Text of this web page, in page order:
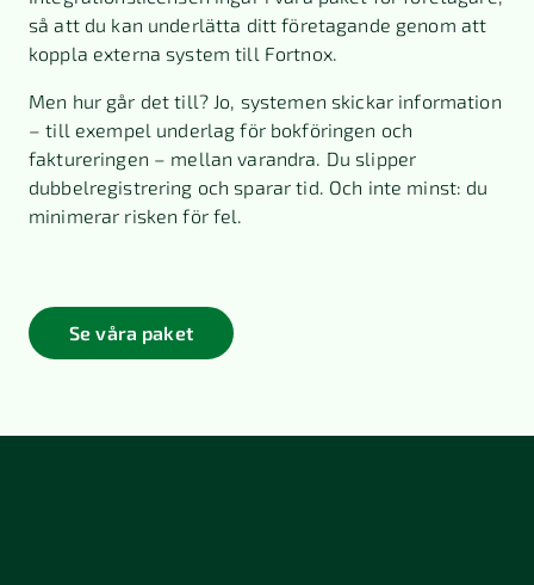
så att du kan underlätta ditt företagande genom att
koppla externa system till Fortnox.
Men hur går det till? Jo, systemen skickar information
– till exempel underlag för bokföringen och
faktureringen – mellan varandra. Du slipper
dubbelregistrering och sparar tid. Och inte minst: du
minimerar risken för fel.
Se våra paket